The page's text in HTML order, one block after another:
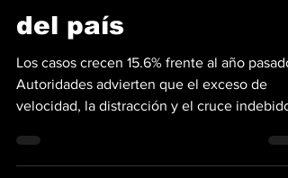
cada día en las vías
Los casos crecen 15.6% frente al año
Autoridades advierten que el exceso de